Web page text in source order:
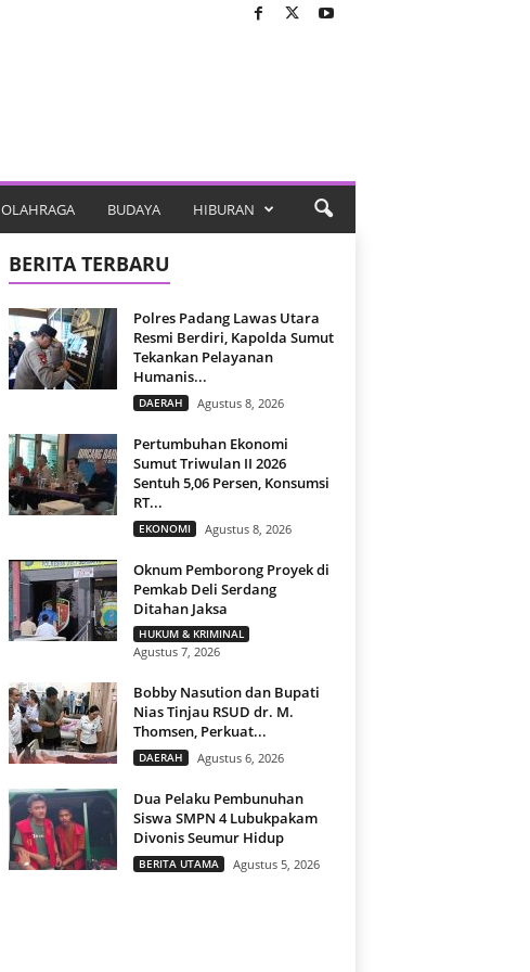
OLAHRAGA BUDAYA HIBURAN
BERITA TERBARU
Polres Padang Lawas Utara
Resmi Berdiri, Kapolda Sumut
Tekankan Pelayanan
Humanis...
DAERAH Agustus 8, 2026
Pertumbuhan Ekonomi
Sumut Triwulan II 2026
Sentuh 5,06 Persen, Konsumsi
RT...
EKONOMI Agustus 8, 2026
Oknum Pemborong Proyek di
Pemkab Deli Serdang
Ditahan Jaksa
HUKUM & KRIMINAL
Agustus 7, 2026
Bobby Nasution dan Bupati
Nias Tinjau RSUD dr. M.
Thomsen, Perkuat...
DAERAH Agustus 6, 2026
Dua Pelaku Pembunuhan
Siswa SMPN 4 Lubukpakam
Divonis Seumur Hidup
BERITA UTAMA Agustus 5, 2026